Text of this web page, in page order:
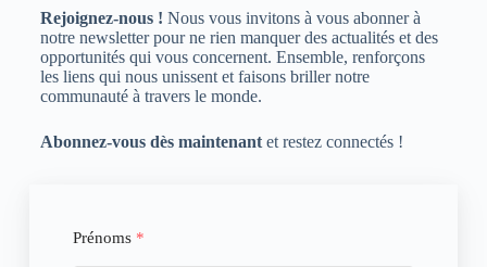
Rejoignez-nous ! Nous vous invitons à vous abonner à
notre newsletter pour ne rien manquer des actualités et des
opportunités qui vous concernent. Ensemble, renforçons
les liens qui nous unissent et faisons briller notre
communauté à travers le monde.
Abonnez-vous dès maintenantet restez connectés !
Prénoms *